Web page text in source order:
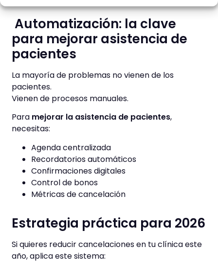
Automatización: la clave
para mejorar asistencia de
pacientes
La mayoría de problemas no vienen de los
pacientes.
Vienen de procesos manuales.
Para mejorar la asistencia de pacientes,
necesitas:
Agenda centralizada
Recordatorios automáticos
Confirmaciones digitales
Control de bonos
Métricas de cancelación
Estrategia práctica para 2026
Si quieres reducir cancelaciones en tu clínica este
año, aplica este sistema: